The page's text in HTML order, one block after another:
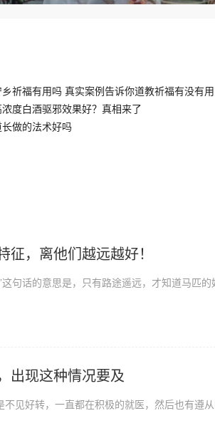
乡祈福有用吗 真实案例告诉你道教祈福有没有用
度白酒驱邪效果好？真相来了
做的法术好吗
征，离他们越远越好！
句话的意思是，只有路途遥远，才知道马匹
出现这种情况要及
见好转，一直都在积极的就医，然后也有遵